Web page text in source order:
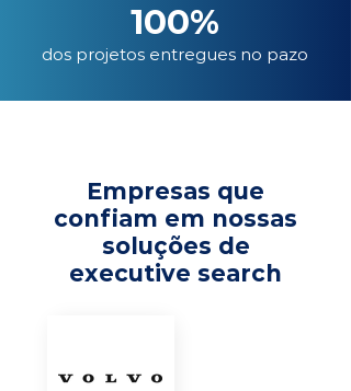
100%
dos projetos entregues no pazo
Empresas que
confiam em nossas
soluções de
executive search